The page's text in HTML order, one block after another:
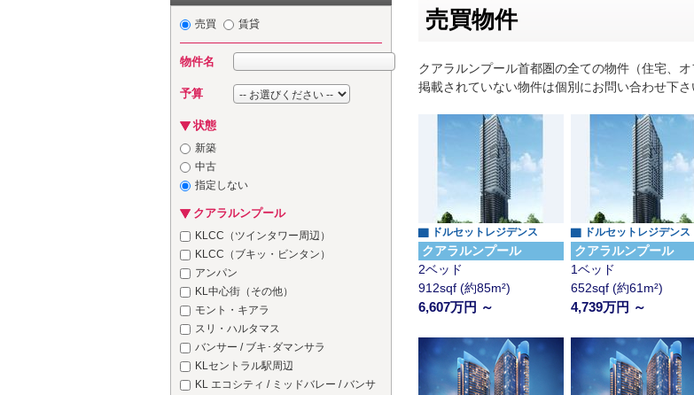
売買 賃貸
物件名
予算
状態
新築
中古
指定しない
クアラルンプール
KLCC（ツインタワー周辺）
KLCC（ブキッ・ビンタン）
アンパン
KL中心街（その他）
モント・キアラ
スリ・ハルタマス
バンサー / ブキ･ダマンサラ
KLセントラル駅周辺
KL エコシティ / ミッドバレー / バンサ
売買物件
クアラルンプール首都圏の全ての物件（住宅、
掲載されていない物件は個別にお問い合わせ下さ
▇ ドルセットレジデンス
クアラルンプール
2ベッド
912sqf (約85m²)
6,607万円 ～
▇ ドルセットレジデンス
クアラルンプール
1ベッド
652sqf (約61m²)
4,739万円 ～